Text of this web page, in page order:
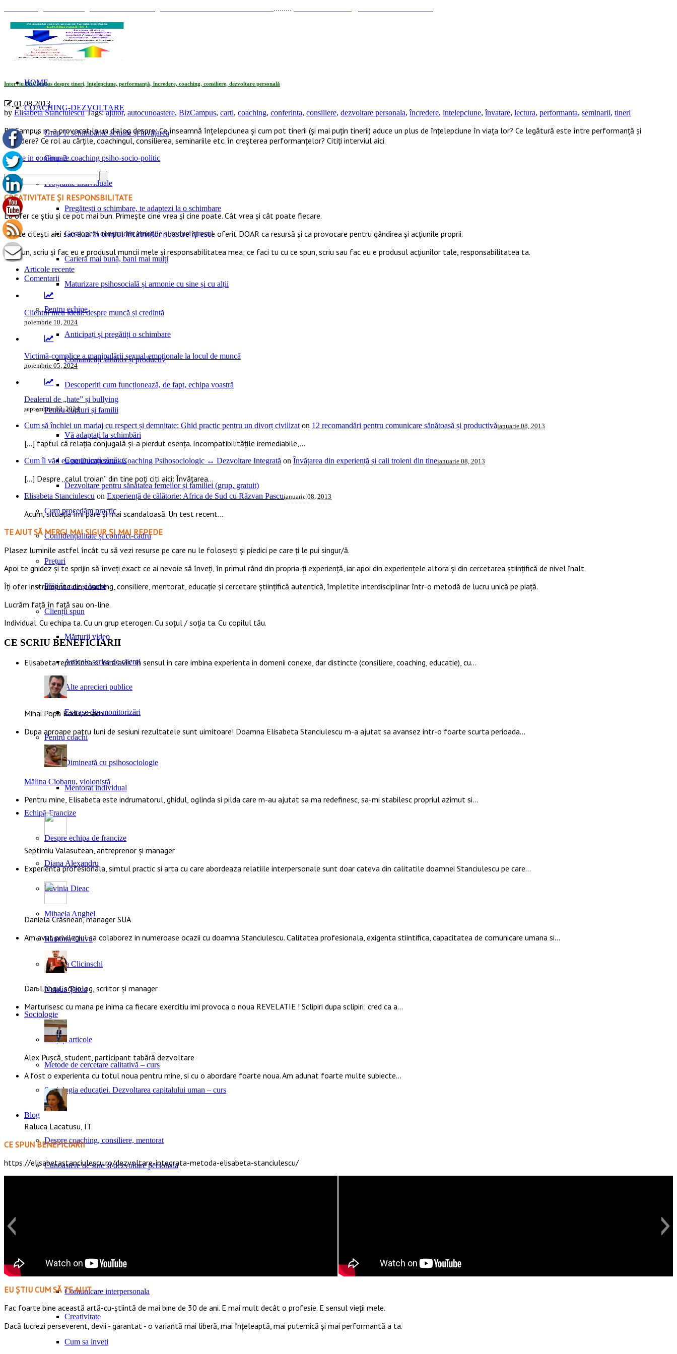
.........
HOME
COACHING-DEZVOLTARE
Grup 1: schimbările actuale și învățarea
Grup 2: coaching psiho-socio-politic
Programe individuale
Pregătești o schimbare, te adaptezi la o schimbare
Gestionezi constructiv emoțiile și reduci stresul
Carieră mai bună, bani mai mulți
Maturizare psihosocială și armonie cu sine și cu alții
Pentru echipe
Anticipați și pregătiți o schimbare
Comunicați sănătos și productiv
Descoperiți cum funcționează, de fapt, echipa voastră
Pentru cupluri și familii
Vă adaptați la schimbări
Comunicați sănătos
Dezvoltare pentru sănătatea femeilor și familiei (grup, gratuit)
Cum procedăm practic
Confidențialitate și contract-cadru
Prețuri
Plăți în rate și burse
Clienții spun
Mărturii video
Articole scrise de clienți
Alte aprecieri publice
Extrase din monitorizări
Pentru coachi
Dimineață cu psihosociologie
Mentorat individual
Echipă-Francize
Despre echipa de francize
Diana Alexandru
Lavinia Dieac
Mihaela Anghel
Ramona Chivu
Claudia Clicinschi
Natalia Țetcu
Sociologie
Cărți și articole
Metode de cercetare calitativă – curs
Sociologia educaţiei. Dezvoltarea capitalului uman – curs
Blog
Despre coaching, consiliere, mentorat
Cunoastere de sine si dezvoltare personala
Psihologie pozitiva aplicata
Comunicare interpersonala
Creativitate
Cum sa inveti
Interviu BizCampus despre tineri, înțelepciune, performanță, încredere, coaching, consiliere, dezvoltare personală
01.08.2013
by Elisabeta Stanciulescu Tags:ajutor, autocunoastere, BizCampus, carti, coaching, conferinta, consiliere, dezvoltare personala,încredere, intelepciune,învatare, lectura, performanta, seminarii, tineri
BizCampus m-a provocat la un dialog despre: Ce înseamnă înțelepciunea și cum pot tinerii (și mai puțin tinerii) aduce un plus de înțelepciune în viața lor? Ce legătură este între performanță și
încredere? Ce rol au cărțile, coachingul, consilierea, seminariile etc. în creșterea performanțelor? Citiți interviul aici.
Citeste in continuare...
CREATIVITATE ȘI RESPONSBILITATE
Eu ofer ce ştiu şi ce pot mai bun. Primeşte cine vrea şi cine poate. Cât vrea şi cât poate fiecare.
Tot ce citești aici sau auzi în timpul întâlnirilor noastre îți este oferit DOAR ca resursă şi ca provocare pentru gândirea și acţiunile proprii.
Ce spun, scriu și fac eu e produsul muncii mele și responsabilitatea mea; ce faci tu cu ce spun, scriu sau fac eu e produsul acțiunilor tale, responsabilitatea ta.
Articole recente
Comentarii
Clientul meu ideal: despre muncă și credință
noiembrie 10, 2024
Victimă-complice a manipulării sexual-emoționale la locul de muncă
noiembrie 05, 2024
Dealerul de „hate” și bullying
septembrie 02, 2024
Cum să închiei un mariaj cu respect și demnitate: Ghid practic pentru un divorț civilizat on 12 recomandări pentru comunicare sănătoasă și productivăianuarie 08, 2013
[…] faptul că relația conjugală și-a pierdut esența. Incompatibilitățile iremediabile,...
Cum îl văd eu pe Dumnezeu - Coaching Psihosociologic ↔ Dezvoltare Integrată on Învățarea din experiență și caii troieni din tineianuarie 08, 2013
[…] Despre „calul troian” din tine poți citi aici: Învățarea...
Elisabeta Stanciulescu on Experiență de călătorie: Africa de Sud cu Răzvan Pascuianuarie 08, 2013
Acum, situația îmi pare și mai scandaloasă. Un test recent...
TE AJUT SĂ MERGI MAI SIGUR ȘI MAI REPEDE
​​Plasez luminile astfel încât tu să vezi resurse pe care nu le folosești și piedici pe care ți le pui singur/ă.
Apoi te ghidez și te sprijin să înveți exact ce ai nevoie să înveți, în primul rând din propria-ți experiență, iar apoi din experiențele altora și din cercetarea științifică de nivel înalt.
Îți ofer instrumente din coaching, consiliere, mentorat, educație și cercetare științifică autentică, împletite interdisciplinar într-o metodă de lucru unică pe piață.
Lucrăm față în față sau on-line.
Individual. Cu echipa ta. Cu un grup eterogen. Cu soțul / soția ta. Cu copilul tău.
CE SCRIU BENEFICIARII
Elisabeta reprezinta o “rara avis” in sensul in care imbina experienta in domenii conexe, dar distincte (consiliere, coaching, educatie), cu…
Mihai Popa Radu, coach
Dupa aproape patru luni de sesiuni rezultatele sunt uimitoare! Doamna Elisabeta Stanciulescu m-a ajutat sa avansez intr-o foarte scurta perioada…
Mălina Ciobanu, violonistă
Pentru mine, Elisabeta este indrumatorul, ghidul, oglinda si pilda care m-au ajutat sa ma redefinesc, sa-mi stabilesc propriul azimut si…
Septimiu Valasutean, antreprenor și manager
Experienta profesionala, simtul practic si arta cu care abordeaza relatiile interpersonale sunt doar cateva din calitatile doamnei Stanciulescu pe care…
Daniela Crăsnean, manager SUA
Am avut privilegiul sa colaborez in numeroase ocazii cu doamna Stanciulescu. Calitatea profesionala, exigenta stiintifica, capacitatea de comunicare umana si…
Dan Lungu, sociolog, scriitor și manager
Marturisesc cu mana pe inima ca fiecare exercitiu imi provoca o noua REVELATIE ! Sclipiri dupa sclipiri: cred ca a…
Alex Pușcă, student, participant tabără dezvoltare
A fost o experienta cu totul noua pentru mine, si cu o abordare foarte noua. Am adunat foarte multe subiecte…
Raluca Lacatusu, IT
CE SPUN BENEFICIARII
https://elisabetastanciulescu.ro/dezvoltare-integrata-metoda-elisabeta-stanciulescu/
EU ȘTIU CUM SĂ TE AJUT
Fac foarte bine această artă-cu-știintă de mai bine de 30 de ani. E mai mult decât o profesie. E sensul vieții mele.
Dacă lucrezi perseverent, devii - garantat - o variantă mai liberă, mai înțeleaptă, mai puternică și mai performantă a ta.